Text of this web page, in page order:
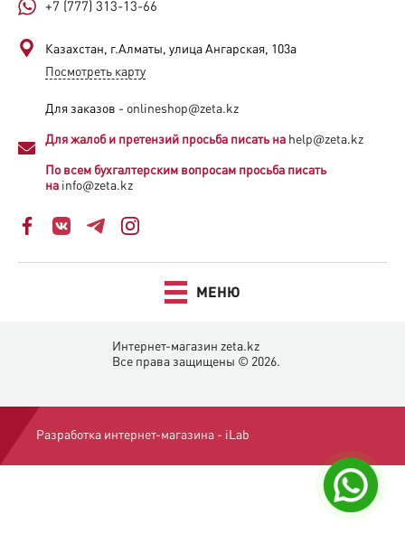
+7 (777) 313-13-66
Казахстан, г.Алматы, улица Ангарская, 103а​
Посмотреть карту
Для заказов - onlineshop@zeta.kz
Для жалоб и претензий просьба писать на help@zeta.kz
По всем бухгалтерским вопросам просьба писать
на info@zeta.kz
МЕНЮ
Интернет-магазин zeta.kz
Все права защищены © 2026.
Разработка интернет-магазина - iLab